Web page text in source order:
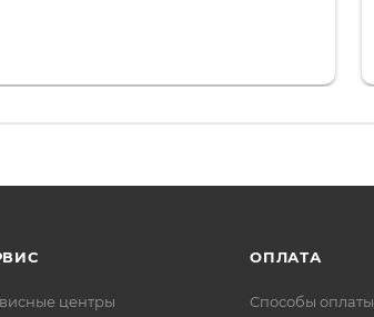
при этом представители магазина
и в итоге проблема была решена.
небезразличии к клиенту после
центры
ОПЛАТА
Способы оплаты